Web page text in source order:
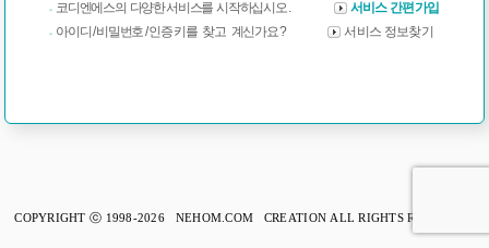
코디엔에스의 다양한 서비스를 시작하십시오 .
서비스 간편가입
아이디 / 비밀번호 / 인증 키를 찾고 계신가요 ?
서비스 정보찾기
COPYRIGHT ⓒ 1998-2026 NEHOM.COM CREATION ALL RIGHTS RESERVED.